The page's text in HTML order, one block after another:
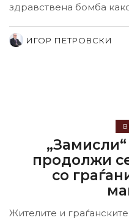
здравствена бомба
ИГОР ПЕТРОВСКИ
продолжи
со
Жителите и